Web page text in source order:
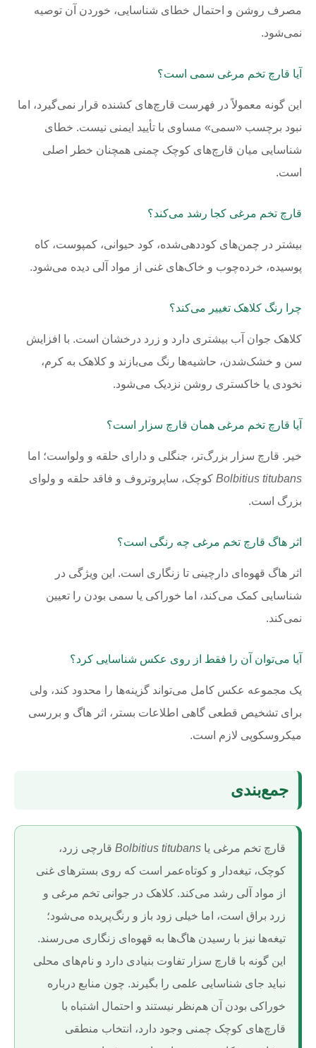
مصرف روشن و احتمال خطای شناسایی، خوردن آن توصیه
نمی‌شود.
آیا قارچ تخم مرغی سمی است؟
این گونه معمولاً در فهرست قارچ‌های کشنده قرار نمی‌گیرد، اما
نبود برچسب «سمی» مساوی با تأیید ایمنی نیست. خطای
شناسایی میان قارچ‌های کوچک چمنی همچنان خطر اصلی
است.
قارچ تخم مرغی کجا رشد می‌کند؟
بیشتر در چمن‌های کوددهی‌شده، کود حیوانی، کمپوست، کاه
پوسیده، خرده‌چوب و خاک‌های غنی از مواد آلی دیده می‌شود.
چرا رنگ کلاهک تغییر می‌کند؟
کلاهک جوان آب بیشتری دارد و زرد درخشان است. با افزایش
سن و خشک‌شدن، حاشیه‌ها رنگ می‌بازند و کلاهک به کرم،
نخودی یا خاکستری روشن نزدیک می‌شود.
آیا قارچ تخم مرغی همان قارچ سزار است؟
خیر. قارچ سزار بزرگ‌تر، جنگلی و دارای حلقه و ولواست؛ اما
Bolbitius titubans کوچک، ساپروتروف و فاقد حلقه و ولوای
بزرگ است.
اثر هاگ قارچ تخم مرغی چه رنگی است؟
اثر هاگ قهوه‌ای دارچینی تا زنگاری است. این ویژگی در
شناسایی کمک می‌کند، اما خوراکی یا سمی بودن را تعیین
نمی‌کند.
آیا می‌توان آن را فقط از روی عکس شناسایی کرد؟
یک مجموعه عکس کامل می‌تواند گزینه‌ها را محدود کند، ولی
برای تشخیص قطعی گاهی اطلاعات بستر، اثر هاگ و بررسی
میکروسکوپی لازم است.
جمع‌بندی
قارچ تخم مرغی یا Bolbitius titubans قارچی زرد،
کوچک، تیغه‌دار و کوتاه‌عمر است که روی بسترهای غنی
از مواد آلی رشد می‌کند. کلاهک در جوانی تخم مرغی و
زرد براق است، اما خیلی زود باز و رنگ‌پریده می‌شود؛
تیغه‌ها نیز با رسیدن هاگ‌ها به قهوه‌ای زنگاری می‌رسند.
این گونه با قارچ سزار تفاوت بنیادی دارد و نام‌های محلی
نباید جای شناسایی علمی را بگیرند. چون منابع درباره
خوراکی بودن آن هم‌نظر نیستند و احتمال اشتباه با
قارچ‌های کوچک چمنی وجود دارد، انتخاب منطقی